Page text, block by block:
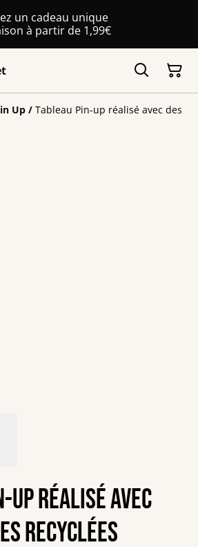
un cadeau unique
à partir de 1,99€
Up / Tableau Pin-up réalisé avec des
up réalisé avec
recyclées